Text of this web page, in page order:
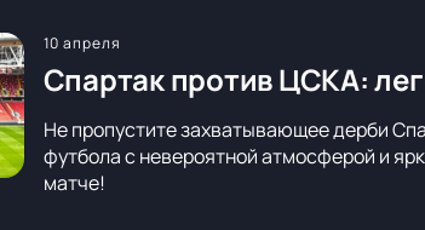
10 апреля
Спартак против ЦСКА:
Не пропустите захватывающее дерби
футбола с невероятной атмосферой и
матче!